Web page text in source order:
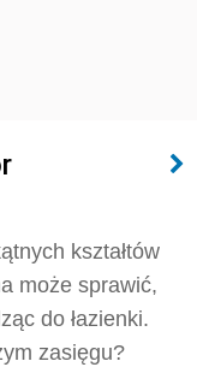
kształtów
może sprawić,
do łazienki.
zasięgu?